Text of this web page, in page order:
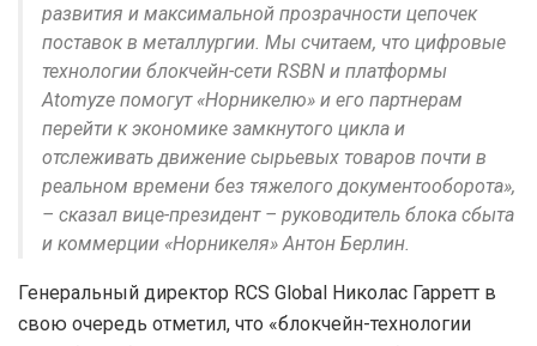
развития и максимальной прозрачности цепочек
поставок в металлургии. Мы считаем, что цифровые
технологии блокчейн-сети RSBN и платформы
Atomyze помогут «Норникелю» и его партнерам
перейти к экономике замкнутого цикла и
отслеживать движение сырьевых товаров почти в
реальном времени без тяжелого документооборота»,
– сказал вице-президент – руководитель блока сбыта
и коммерции «Норникеля» Антон Берлин.
Генеральный директор RCS Global Николас Гарретт в
свою очередь отметил, что «блокчейн-технологии